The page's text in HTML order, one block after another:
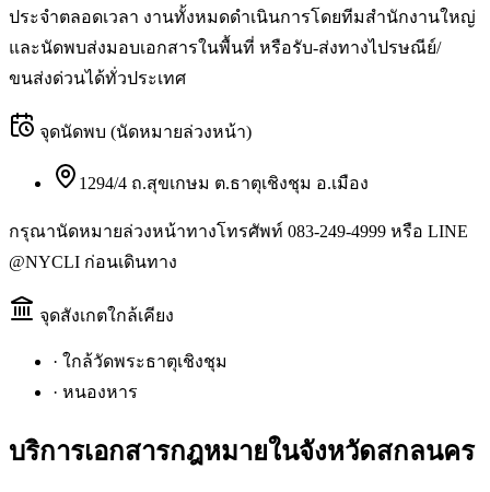
ประจำตลอดเวลา งานทั้งหมดดำเนินการโดยทีมสำนักงานใหญ่
และนัดพบส่งมอบเอกสารในพื้นที่ หรือรับ-ส่งทางไปรษณีย์/
ขนส่งด่วนได้ทั่วประเทศ
จุดนัดพบ (นัดหมายล่วงหน้า)
1294/4 ถ.สุขเกษม ต.ธาตุเชิงชุม อ.เมือง
กรุณานัดหมายล่วงหน้าทางโทรศัพท์ 083-249-4999 หรือ LINE
@NYCLI ก่อนเดินทาง
จุดสังเกตใกล้เคียง
· ใกล้วัดพระธาตุเชิงชุม
· หนองหาร
บริการเอกสารกฎหมายในจังหวัดสกลนคร